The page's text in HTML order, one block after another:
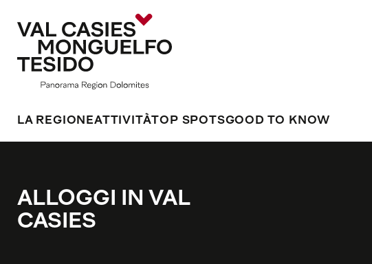
LA REGIONEATTIVITÀ TOP SPOTSGOOD TO KNOW
ALLOGGI IN VAL
CASIES